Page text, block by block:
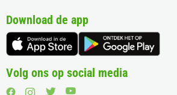
Download de app
Volg ons op social media